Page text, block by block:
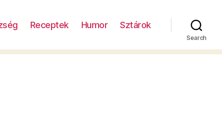
Receptek Humor Sztárok
Search